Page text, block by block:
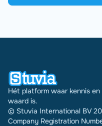
Hét platform waar kennis en
waard is.
© Stuvia International BV
Company Registration